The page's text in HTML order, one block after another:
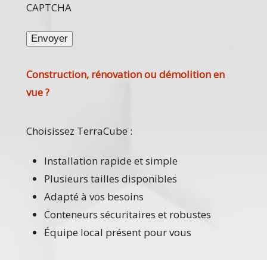
CAPTCHA
Construction, rénovation ou démolition en
vue ?
Choisissez TerraCube :
Installation rapide et simple
Plusieurs tailles disponibles
Adapté à vos besoins
Conteneurs sécuritaires et robustes
Équipe local présent pour vous